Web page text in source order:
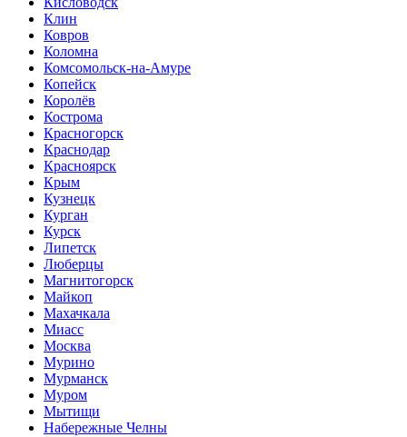
Клин
Ковров
Коломна
Комсомольск-на-Амуре
Копейск
Королёв
Кострома
Красногорск
Краснодар
Красноярск
Крым
Кузнецк
Курган
Курск
Липетск
Люберцы
Магнитогорск
Майкоп
Махачкала
Миасс
Москва
Мурино
Мурманск
Муром
Мытищи
Набережные Челны